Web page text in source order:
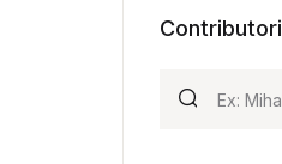
Contributori